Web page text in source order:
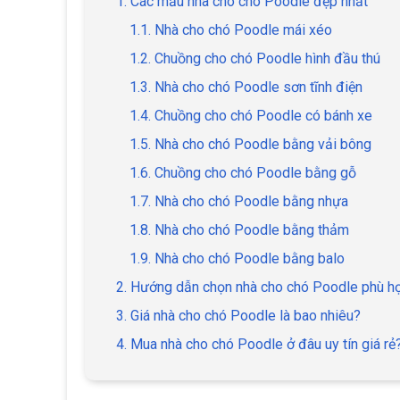
1.1. Nhà cho chó Poodle mái xéo
1.2. Chuồng cho chó Poodle hình đầu thú
1.3. Nhà cho chó Poodle sơn tĩnh điện
1.4. Chuồng cho chó Poodle có bánh xe
1.5. Nhà cho chó Poodle bằng vải bông
1.6. Chuồng cho chó Poodle bằng gỗ
1.7. Nhà cho chó Poodle bằng nhựa
1.8. Nhà cho chó Poodle bằng thảm
1.9. Nhà cho chó Poodle bằng balo
2. Hướng dẫn chọn nhà cho chó Poodle phù
3. Giá nhà cho chó Poodle là bao nhiêu?
4. Mua nhà cho chó Poodle ở đâu uy tín giá